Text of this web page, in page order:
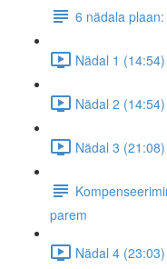
6 nädala
Nädal 1 (14:54)
Nädal 2 (14:54)
Nädal 3 (21:08)
parem
Nädal 4 (23:03)